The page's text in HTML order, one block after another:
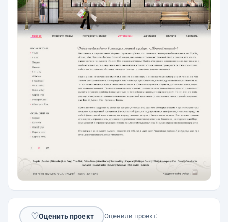
♡Оценить проект Оценили проект: